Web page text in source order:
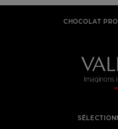
CHOCOLAT